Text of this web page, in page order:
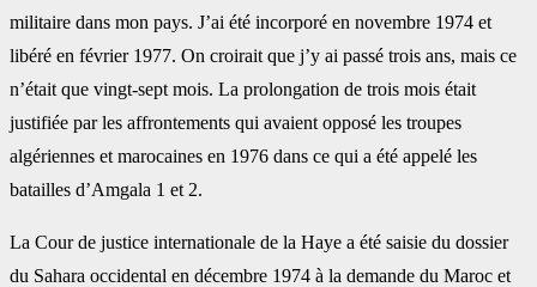
militaire dans mon pays. J’ai été incorporé en novembre 1974 et
libéré en février 1977. On croirait que j’y ai passé trois ans, mais ce
n’était que vingt-sept mois. La prolongation de trois mois était
justifiée par les affrontements qui avaient opposé les troupes
algériennes et marocaines en 1976 dans ce qui a été appelé les
batailles d’Amgala 1 et 2.
La Cour de justice internationale de la Haye a été saisie du dossier
du Sahara occidental en décembre 1974 à la demande du Maroc et